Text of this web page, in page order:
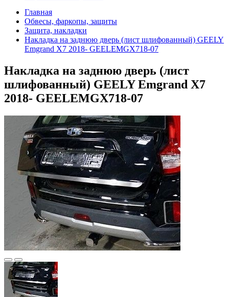
Главная
Обвесы, фаркопы, защиты
Защита, накладки
Накладка на заднюю дверь (лист шлифованный) GEELY
Emgrand X7 2018- GEELEMGX718-07
Накладка на заднюю дверь (лист
шлифованный) GEELY Emgrand X7
2018- GEELEMGX718-07